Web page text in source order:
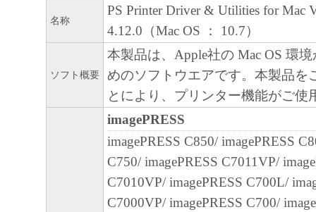
によりキヤノンまたはキヤノンのライセン
５．輸出
お客様は、日本国政府または関連する外国
許可等を得ることなしに、「本ソフトウェ
は一部を、直接または間接に輸出してはな
６．サポートおよびアップデート
キヤノン、キヤノンの子会社、関係会社、
理店および販売店、並びにキヤノンのライ
名称
PS Printer Driver & Utilities for Mac
4.12.0（Mac OS ： 10.7）
ソフト概要
本製品は、Apple社の Mac OS 環
めのソフトウエアです。本製品を
とにより、プリンター機能がご使
imagePRESS
imagePRESS C850/ imagePRESS
C750/ imagePRESS C7011VP/
C7010VP/ imagePRESS C700L/
C7000VP/ imagePRESS C700/